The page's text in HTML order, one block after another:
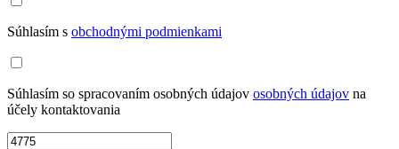
Súhlasím s obchodnými podmienkami
Súhlasím so spracovaním osobných údajov osobných údajov na
účely kontaktovania